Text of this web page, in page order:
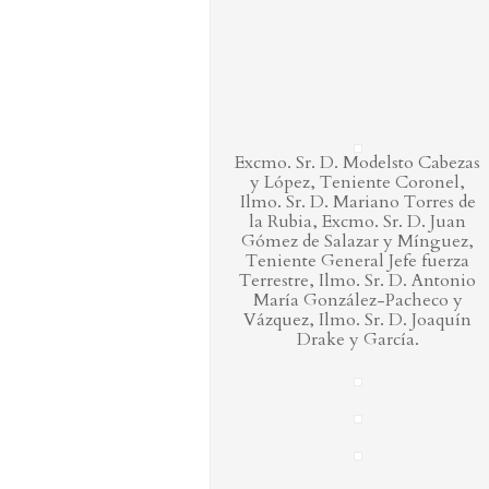
Excmo. Sr. D. Modelsto Cabezas
y López, Teniente Coronel,
Ilmo. Sr. D. Mariano Torres de
la Rubia, Excmo. Sr. D. Juan
Gómez de Salazar y Mínguez,
Teniente General Jefe fuerza
Terrestre, Ilmo. Sr. D. Antonio
María González-Pacheco y
Vázquez, Ilmo. Sr. D. Joaquín
Drake y García.